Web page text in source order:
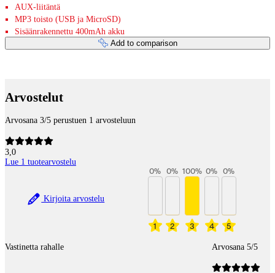
AUX-liitäntä
MP3 toisto (USB ja MicroSD)
Sisäänrakennettu 400mAh akku
Add to comparison
Arvostelut
Arvosana 3/5 perustuen 1 arvosteluun
3,0
Lue 1 tuotearvostelu
Kirjoita arvostelu
1
0%
2
0%
3
100%
4
0%
5
0%
Vastinetta rahalle Arvosana 5/5